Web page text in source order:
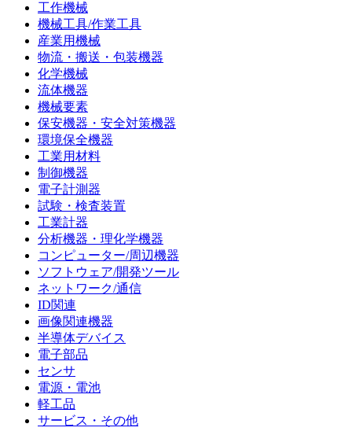
工作機械
機械工具/作業工具
産業用機械
物流・搬送・包装機器
化学機械
流体機器
機械要素
保安機器・安全対策機器
環境保全機器
工業用材料
制御機器
電子計測器
試験・検査装置
工業計器
分析機器・理化学機器
コンピューター/周辺機器
ソフトウェア/開発ツール
ネットワーク/通信
ID関連
画像関連機器
半導体デバイス
電子部品
センサ
電源・電池
軽工品
サービス・その他